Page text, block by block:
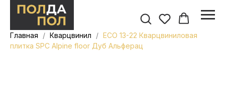
Главная Кварцвинил
ECO 13-22 Кварцвиниловая
плитка SPC Alpine floor Дуб Альферац